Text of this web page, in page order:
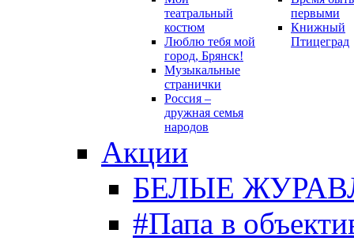
театральный
костюм
Люблю тебя мой
город, Брянск!
Музыкальные
странички
Россия –
дружная семья
народов
первыми
Книжный
Птицеград
Акции
БЕЛЫЕ
#Папа в